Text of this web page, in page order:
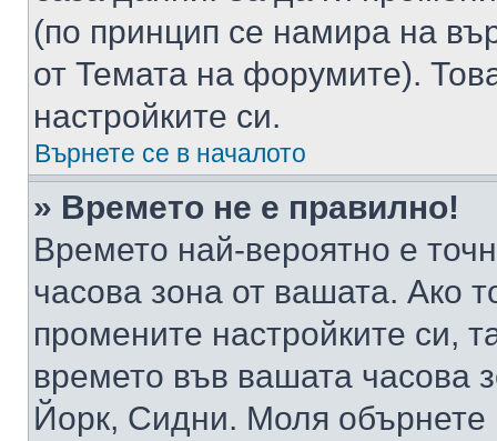
(по принцип се намира на
от Темата на форумите).
настройките си.
Върнете се в началото
» Времето не е правилно!
Времето най-вероятно е
часова зона от вашата. Ако
промените настройките си,
времето във вашата
Йорк, Сидни. Моля обърнете